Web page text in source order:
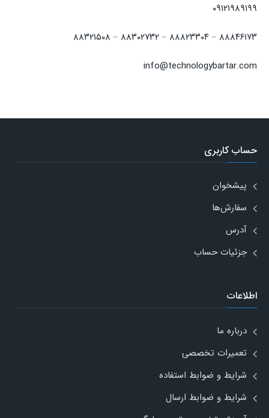
۰۹۱۲۱۹۸۹۱۹۹
۸۸۸۴۶۱۷۳ – ۸۸۸۲۳۳۰۴ – ۸۸۳۰۲۷۳۲ – ۸۸۳۲۱۵۰۸
info@technologybartar.com
حساب کاربری
پیشخوان
سفارش‌ها
آدرس
جزئیات حساب
اطلاعات
درباره ما
تعمیرات تخصصی
شرایط و ضوابط استفاده
شرایط و ضوابط ارسال